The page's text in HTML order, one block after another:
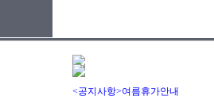
<공지사항>여름휴가안내